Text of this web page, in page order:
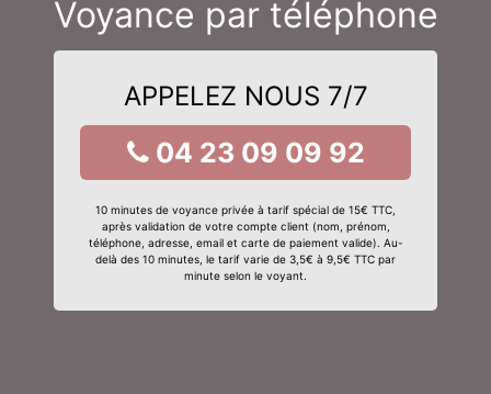
Voyance par téléphone
APPELEZ NOUS 7/7
04 23 09 09 92
10 minutes de voyance privée à tarif spécial de 15€ TTC,
après validation de votre compte client (nom, prénom,
téléphone, adresse, email et carte de paiement valide). Au-
delà des 10 minutes, le tarif varie de 3,5€ à 9,5€ TTC par
minute selon le voyant.